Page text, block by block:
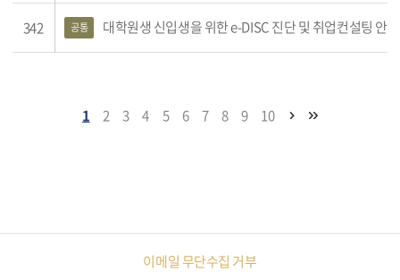
342 공통 대학원생 신입생을 위한 e-DISC 진단 및 취업컨설팅 안내
1 2 3 4 5 6 7 8 9 10
이메일 무단수집 거부